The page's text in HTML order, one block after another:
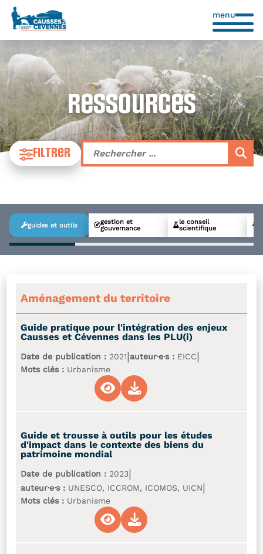
menu
Ressources
filtrer
guides et outils
gestion et
gouvernance
le conseil
scientifique
Aménagement du territoire
Guide pratique pour l'intégration des enjeux
Causses et Cévennes dans les PLU(i)
Date de publication : 2021|auteur·e·s : EICC|
Mots clés : Urbanisme
Guide et trousse à outils pour les études
d'impact dans le contexte des biens du
patrimoine mondial
Date de publication : 2023|
auteur·e·s : UNESCO, ICCROM, ICOMOS, UICN|
Mots clés : Urbanisme